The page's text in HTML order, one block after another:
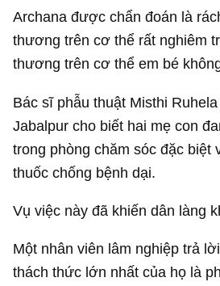
Archana được chẩn đoán là
thương trên cơ thể rất nghiêm
thương trên cơ thể em bé
Bác sĩ phẫu thuật Misthi
Jabalpur cho biết hai mẹ con
trong phòng chăm sóc đặc biệt
thuốc chống bệnh dại.
Vụ việc này đã khiến dân làng
Một nhân viên lâm nghiệp trả
thách thức lớn nhất của họ là